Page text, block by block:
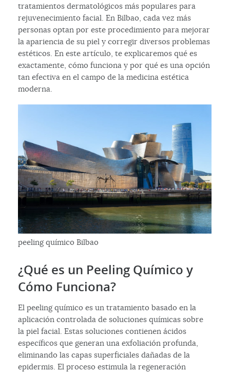
tratamientos dermatológicos más populares para
rejuvenecimiento facial. En Bilbao, cada vez más
personas optan por este procedimiento para mejorar
la apariencia de su piel y corregir diversos problemas
estéticos. En este artículo, te explicaremos qué es
exactamente, cómo funciona y por qué es una opción
tan efectiva en el campo de la medicina estética
moderna.
peeling químico Bilbao
¿Qué es un Peeling Químico y
Cómo Funciona?
El peeling químico es un tratamiento basado en la
aplicación controlada de soluciones químicas sobre
la piel facial. Estas soluciones contienen ácidos
específicos que generan una exfoliación profunda,
eliminando las capas superficiales dañadas de la
epidermis. El proceso estimula la regeneración